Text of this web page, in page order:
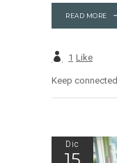
READ MORE
1 Like
Keep connected
Dic